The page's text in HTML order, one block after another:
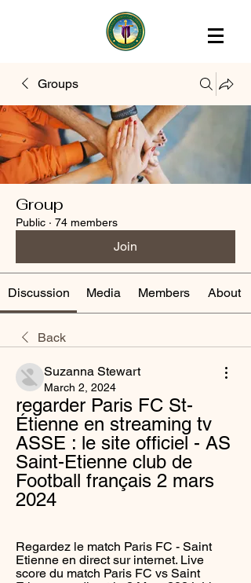
Groups
Group
Public · 74 members
Join
Discussion Media Members About
Back
Suzanna Stewart
March 2, 2024
regarder Paris FC St-
Étienne en streaming tv
ASSE : le site officiel - AS
Saint-Etienne club de
Football français 2 mars
2024
Regardez le match Paris FC - Saint
Etienne en direct sur internet. Live
score du match Paris FC vs Saint